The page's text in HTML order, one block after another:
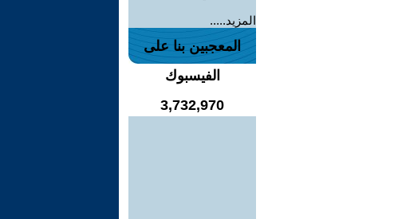
المزيد.....
المعجبين بنا على
الفيسبوك
3,732,970